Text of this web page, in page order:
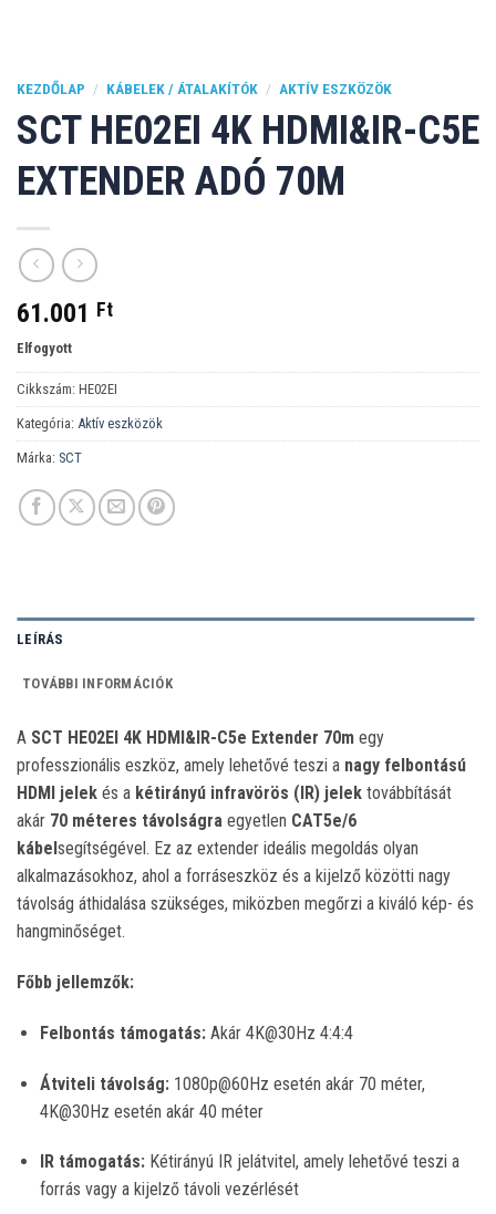
KEZDŐLAP / KÁBELEK / ÁTALAKÍTÓK / AKTÍV ESZKÖZÖK
SCT HE02EI 4K HDMI&IR-C5E
EXTENDER ADÓ 70M
61.001 Ft
Elfogyott
Cikkszám: HE02EI
Kategória: Aktív eszközök
Márka: SCT
LEÍRÁS
TOVÁBBI INFORMÁCIÓK
A SCT HE02EI 4K HDMI&IR-C5e Extender 70m egy
professzionális eszköz, amely lehetővé teszi a nagy felbontású
HDMI jelek és a kétirányú infravörös (IR) jelek továbbítását
akár 70 méteres távolságra egyetlen CAT5e/6
kábelsegítségével. Ez az extender ideális megoldás olyan
alkalmazásokhoz, ahol a forráseszköz és a kijelző közötti nagy
távolság áthidalása szükséges, miközben megőrzi a kiváló kép- és
hangminőséget.
Főbb jellemzők:
Felbontás támogatás: Akár 4K@30Hz 4:4:4
Átviteli távolság: 1080p@60Hz esetén akár 70 méter,
4K@30Hz esetén akár 40 méter
IR támogatás: Kétirányú IR jelátvitel, amely lehetővé teszi a
forrás vagy a kijelző távoli vezérlését